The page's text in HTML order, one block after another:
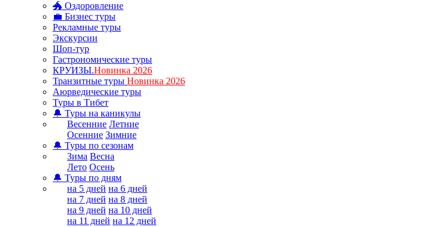
🐲 Оздоровление
💼 Бизнес туры
Рекламные туры
Экскурсии
Шоп-тур
Гастрономические туры
КРУИЗЫ.Новинка 2026
Транзитные туры Новинка 2026
Аюрведические туры
Туры в Тибет
🔔 Туры на каникулы
Весенние Летние
Осенние Зимние
🔔 Туры по сезонам
Зима Весна
Лето Осень
🔔 Туры по дням
на 5 дней на 6 дней
на 7 дней на 8 дней
на 9 дней на 10 дней
на 11 дней на 12 дней